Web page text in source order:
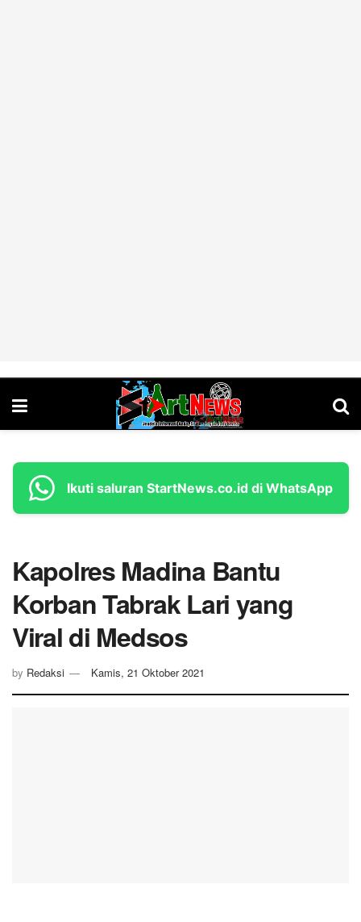
Ikuti saluran StartNews.co.id di WhatsApp
Kapolres Madina Bantu
Korban Tabrak Lari yang
Viral di Medsos
by Redaksi Kamis, 21 Oktober 2021